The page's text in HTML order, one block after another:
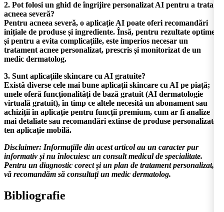
2. Pot folosi un ghid de îngrijire personalizat AI pentru a trata
acneea severă?
Pentru acneea severă, o aplicație AI poate oferi recomandări
inițiale de produse și ingrediente. Însă, pentru rezultate optime
și pentru a evita complicațiile, este imperios necesar un
tratament acnee personalizat, prescris și monitorizat de un
medic dermatolog.
3. Sunt aplicațiile skincare cu AI gratuite?
Există diverse cele mai bune aplicații skincare cu AI pe piață;
unele oferă funcționalități de bază gratuit (AI dermatologie
virtuală gratuit), în timp ce altele necesită un abonament sau
achiziții în aplicație pentru funcții premium, cum ar fi analize
mai detaliate sau recomandări extinse de produse personalizate
ten aplicație mobilă.
Disclaimer: Informațiile din acest articol au un caracter pur
informativ și nu înlocuiesc un consult medical de specialitate.
Pentru un diagnostic corect și un plan de tratament personalizat,
vă recomandăm să consultați un medic dermatolog.
Bibliografie